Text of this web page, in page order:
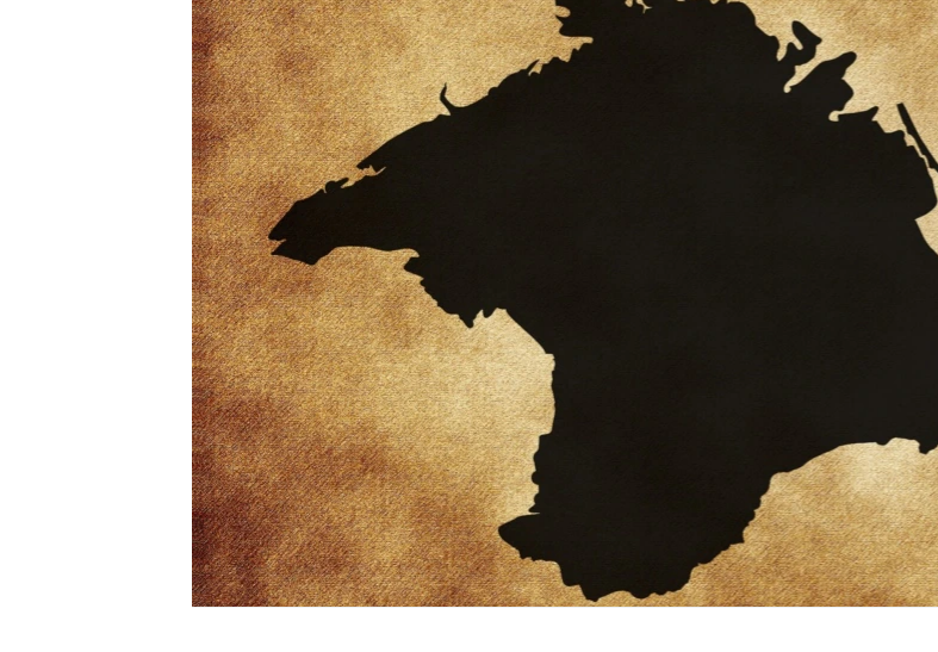
КРЫМ.НЕПОКОРЕННЫЙ
УКРАИНСКАЯ ПРОБЛЕМА КРЫМА